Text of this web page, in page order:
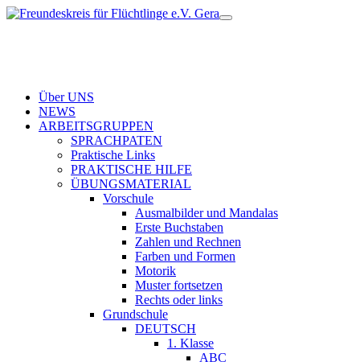
Über UNS
NEWS
ARBEITSGRUPPEN
SPRACHPATEN
Praktische Links
PRAKTISCHE HILFE
ÜBUNGSMATERIAL
Vorschule
Ausmalbilder und Mandalas
Erste Buchstaben
Zahlen und Rechnen
Farben und Formen
Motorik
Muster fortsetzen
Rechts oder links
Grundschule
DEUTSCH
1. Klasse
ABC